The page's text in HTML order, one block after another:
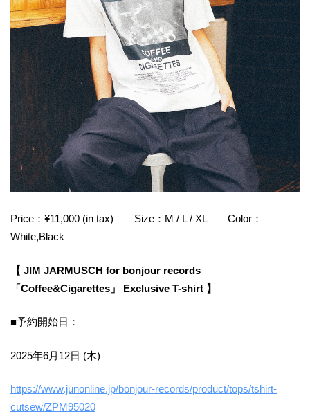
Price：¥11,000 (in tax) Size：M / L / XL Color：
White,Black
【 JIM JARMUSCH for bonjour records
「Coffee&Cigarettes」 Exclusive T-shirt 】
■予約開始日：
2025年6月12日 (木)
https://www.junonline.jp/bonjour-records/product/tops/tshirt-
cutsew/ZPM95020